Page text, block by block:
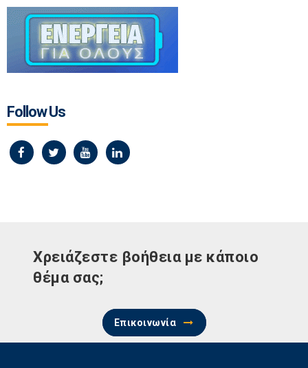
Follow Us
Χρειάζεστε βοήθεια με κάποιο
θέμα σας;
Επικοινωνία